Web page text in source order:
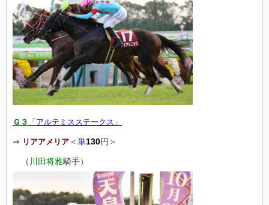
Ｇ３ 「アルテミスステークス 」
⇒ リアアメリア ＜単130円＞
（ 川田将雅騎手）